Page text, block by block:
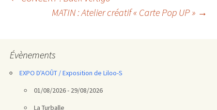
MATIN : Atelier créatif « Carte Pop UP » →
Évènements
EXPO D'AOÛT / Exposition de Liloo-S
01/08/2026 - 29/08/2026
La Turballe